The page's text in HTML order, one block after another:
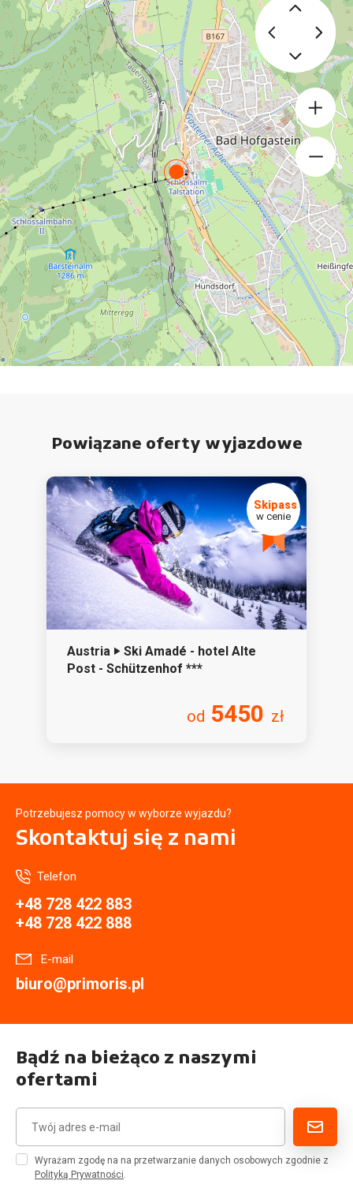
Powiązane oferty wyjazdowe
Austria ‣ Ski Amadé - hotel Alte
Post - Schützenhof ***
od 5450 zł
Potrzebujesz pomocy w wyborze wyjazdu?
Skontaktuj się z nami
Telefon
+48 728 422 883
+48 728 422 888
E-mail
biuro@primoris.pl
Bądź na bieżąco z naszymi
ofertami
Wyrażam zgodę na na przetwarzanie danych osobowych zgodnie z
Polityką Prywatności.